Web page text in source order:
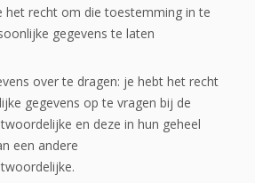
het recht om die toestemming in te
gegevens te laten
over te dragen: je hebt het recht
gegevens op te vragen bij de
en deze in hun geheel
een andere